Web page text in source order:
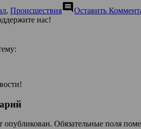
, Происшествияcomment Оставить
нас!
опубликован. Обязательные поля